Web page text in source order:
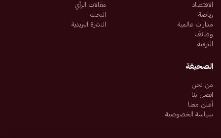
الاقتصاد
رياضة
مدارات عالمية
وظائف
الترفيه
مقالات الرأي
البحث
النشرة البريدية
الصحيفة
من نحن
اتصل بنا
أعلن معنا
سياسة الخصوصية